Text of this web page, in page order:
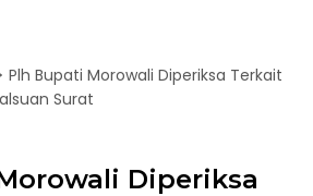
Plh Bupati Morowali Diperiksa Terkait
Surat
Diperiksa